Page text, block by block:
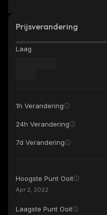
Prijsverandering
Laag
1h Verandering
24h Verandering
7d Verandering
Hoogste Punt Ooit
Apr 2, 2022
Laagste Punt Ooit